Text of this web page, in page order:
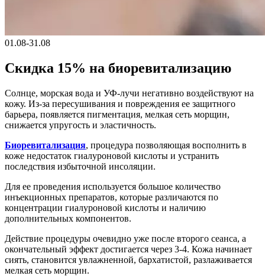
01.08-31.08
Скидка 15% на биоревитализацию
Солнце, морская вода и УФ-лучи негативно воздействуют на
кожу. Из-за пересушивания и повреждения ее защитного
барьера, появляется пигментация, мелкая сеть морщин,
снижается упругость и эластичность.
Биоревитализация, процедура позволяющая восполнить в
коже недостаток гиалуроновой кислоты и устранить
последствия избыточной инсоляции.
Для ее проведения используется большое количество
инъекционных препаратов, которые различаются по
концентрации гиалуроновой кислоты и наличию
дополнительных компонентов.
Действие процедуры очевидно уже после второго сеанса, а
окончательный эффект достигается через 3-4. Кожа начинает
сиять, становится увлажненной, бархатистой, разлаживается
мелкая сеть морщин.